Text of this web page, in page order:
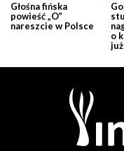
Głośna fińska
powieść „O”
nareszcie w Polsce
o